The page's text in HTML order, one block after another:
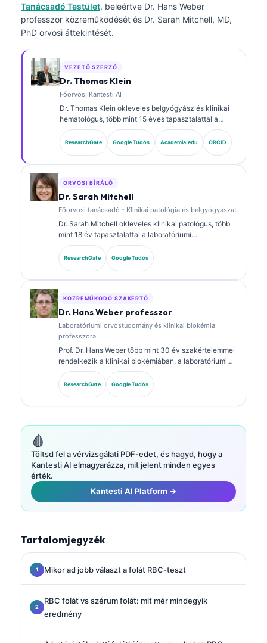
Tanácsadó Testület, beleértve Dr. Hans Weber
professzor közreműködését és Dr. Sarah Mitchell, MD,
PhD orvosi áttekintését.
VEZETŐ SZERZŐ
Dr. Thomas Klein
Főorvos, Kantesti AI
Dr. Thomas Klein okleveles belgyógyász és klinikai
hematológus, több mint 15 éves tapasztalattal a
laboratóriumi orvoslás és az AI-támogatott klinikai
elemzés területén. A Kantesti AI vezérorvosaként
(Chief Medical Officer) biztosítja a saját fejlesztésű
értelmezésről és laboratóriumi diagnosztikáról
laboratóriumi orvostudományi témákban.
ResearchGate Google Tudós Academia.edu ORCID
ORVOSI BÍRÁLÓ
Dr. Sarah Mitchell
Főorvosi tanácsadó - Klinikai patológia és belgyógyászat
Dr. Sarah Mitchell okleveles klinikai patológus, több
mint 18 év tapasztalattal a laboratóriumi
orvostudomány és a diagnosztikai elemzés területén.
Klinikai kémiai szakterületi képesítésekkel
rendelkezik, és kiterjedten publikált biomarker-
ResearchGate Google Tudós
KÖZREMŰKÖDŐ SZAKÉRTŐ
Dr. Hans Weber professzor
Laboratóriumi orvostudomány és klinikai biokémia
professzora
Prof. Dr. Hans Weber több mint 30 év szakértelemmel
rendelkezik a klinikai biokémiában, a laboratóriumi
orvostudományban és a biomarker-kutatásban. A
Német Klinikai Kémiai Társaság korábbi elnöke, és a
diagnosztikai panel-elemzésre, a biomarkerek
specializálódott.
ResearchGate Google Tudós
🩸
Töltsd fel a vérvizsgálati PDF-edet, és hagyd, hogy a
Kantesti AI elmagyarázza, mit jelent minden egyes
érték.
Kantesti AI Platform →
Tartalomjegyzék
Mikor ad jobb választ a folát RBC-teszt
RBC folát vs szérum folát: mit mér mindegyik
eredmény